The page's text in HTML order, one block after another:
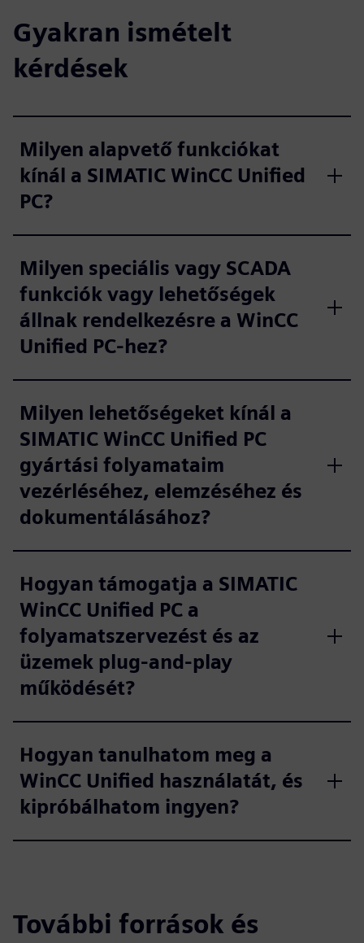
Gyakran ismételt
kérdések
Milyen alapvető funkciókat
kínál a SIMATIC WinCC Unified
PC?
Milyen speciális vagy SCADA
funkciók vagy lehetőségek
állnak rendelkezésre a WinCC
Unified PC-hez?
Milyen lehetőségeket kínál a
SIMATIC WinCC Unified PC
gyártási folyamataim
vezérléséhez, elemzéséhez és
dokumentálásához?
Hogyan támogatja a SIMATIC
WinCC Unified PC a
folyamatszervezést és az
üzemek plug-and-play
működését?
Hogyan tanulhatom meg a
WinCC Unified használatát, és
kipróbálhatom ingyen?
További források és